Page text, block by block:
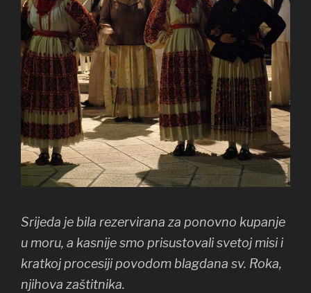
Srijeda je bila rezervirana za ponovno kupanje
u moru, a kasnije smo prisustovali svetoj misi i
kratkoj procesiji povodom blagdana sv. Roka,
njihova zaštitnika.